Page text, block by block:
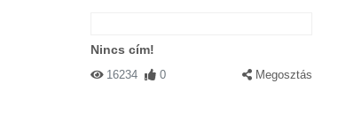
Nincs cím!
16234 0 Megosztás